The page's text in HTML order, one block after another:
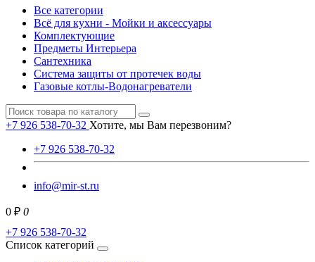
Все категории
Всё для кухни - Мойки и аксессуары
Комплектующие
Предметы Интерьера
Сантехника
Система защиты от протечек воды
Газовые котлы-Водонагреватели
+7 926 538-70-32 Хотите, мы Вам перезвоним?
+7 926 538-70-32
info@mir-st.ru
0 ₽ 0
+7 926 538-70-32
Список категорий